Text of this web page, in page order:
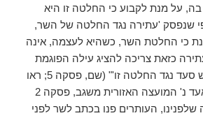
על מנת לקבוע כי החלטה זו היא
שנפסק 'עתירה נגד החלטה של השר,
כי החלטת השר, כשהיא לעצמה, אינה
כזאת צריכה להציג עילה הפוגמת
בהחלטת השר ולבקש סעד נגד החלטה זו'" (שם, פסקה 5; ראו
גם בג"ץ 8886/05 סואעד נ' המועצה האזורית משגב, פסקה 2
במקרה שלפנינו, העותרים פנו בכתב לשר לפני